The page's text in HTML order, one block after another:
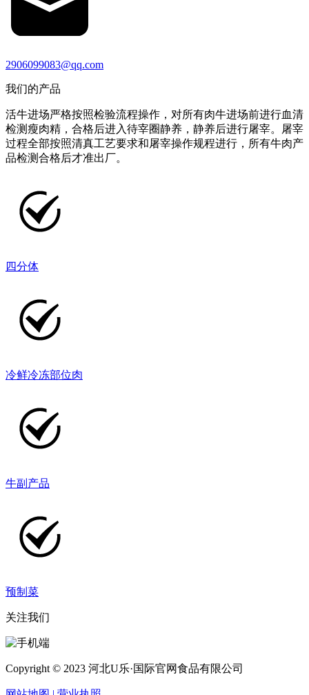
2906099083@qq.com
我们的产品
活牛进场严格按照检验流程操作，对所有肉牛进场前进行血清
检测瘦肉精，合格后进入待宰圈静养，静养后进行屠宰。屠宰
过程全部按照清真工艺要求和屠宰操作规程进行，所有牛肉产
品检测合格后才准出厂。
四分体
冷鲜冷冻部位肉
牛副产品
预制菜
关注我们
Copyright © 2023 河北U乐·国际官网食品有限公司